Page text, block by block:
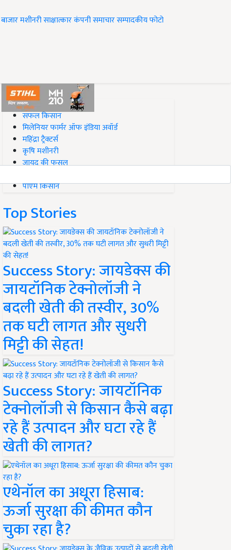
बाजारमशीनरीसाक्षात्कारकंपनी समाचारसम्पादकीयफोटो
#Top on Krishi Jagran
सफल किसान
मिलेनियर फार्मर ऑफ इंडिया अवॉर्ड
महिंद्रा ट्रैक्टर्स
कृषि मशीनरी
जायद की फसल
पीएम किसान
Top Stories
Success Story: जायडेक्स की
जायटॉनिक टेक्नोलॉजी ने
बदली खेती की तस्वीर, 30%
तक घटी लागत और सुधरी
मिट्टी की सेहत!
Success Story: जायटॉनिक
टेक्नोलॉजी से किसान कैसे बढ़ा
रहे हैं उत्पादन और घटा रहे हैं
खेती की लागत?
एथेनॉल का अधूरा हिसाब:
ऊर्जा सुरक्षा की कीमत कौन
चुका रहा है?